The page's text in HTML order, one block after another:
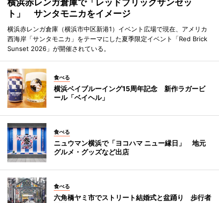
横浜赤レンガ倉庫で「レッドブリックサンセッ
ト」 サンタモニカをイメージ
横浜赤レンガ倉庫（横浜市中区新港1）イベント広場で現在、アメリカ
西海岸「サンタモニカ」をテーマにした夏季限定イベント「Red Brick
Sunset 2026」が開催されている。
食べる
横浜ベイブルーイング15周年記念 新作ラガービ
ール「ベイヘル」
食べる
ニュウマン横浜で「ヨコハマ ニュー縁日」 地元
グルメ・グッズなど出店
食べる
六角橋ヤミ市でストリート結婚式と盆踊り 歩行者